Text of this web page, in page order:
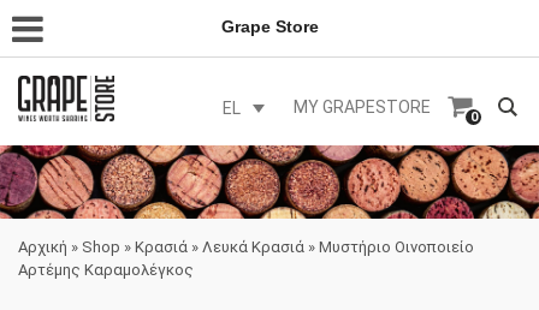
Grape Store
EL MY GRAPESTORE
0
Αρχική » Shop » Κρασιά » Λευκά Κρασιά » Μυστήριο Οινοποιείο
Αρτέμης Καραμολέγκος